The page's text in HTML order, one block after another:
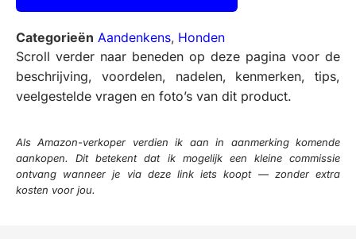
Categorieën Aandenkens, Honden
Scroll verder naar beneden op deze pagina voor de
beschrijving, voordelen, nadelen, kenmerken, tips,
veelgestelde vragen en foto’s van dit product.
Als Amazon-verkoper verdien ik aan in aanmerking komende
aankopen. Dit betekent dat ik mogelijk een kleine commissie
ontvang wanneer je via deze link iets koopt — zonder extra
kosten voor jou.